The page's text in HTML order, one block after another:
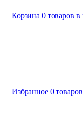
Корзина 0 товаров в
Избранное 0